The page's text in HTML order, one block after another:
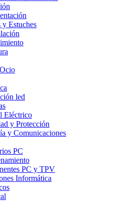
y Estuches
led
Eléctrico
y Protección
y Comunicaciones
PC
PC y TPV
Informática